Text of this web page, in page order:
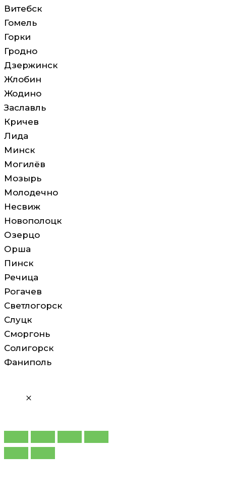
Витебск
Гомель
Горки
Гродно
Дзержинск
Жлобин
Жодино
Заславль
Кричев
Лида
Минск
Могилёв
Мозырь
Молодечно
Несвиж
Новополоцк
Озерцо
Орша
Пинск
Речица
Рогачев
Светлогорск
Слуцк
Сморгонь
Солигорск
Фаниполь